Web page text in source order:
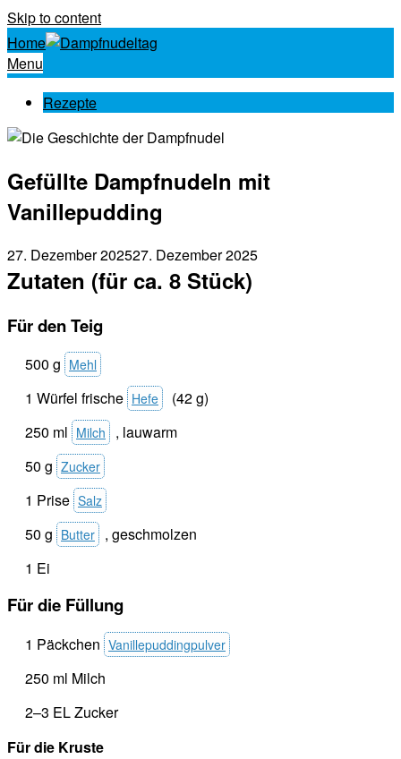
Skip to content
Home
Menu
Rezepte
Gefüllte Dampfnudeln mit
Vanillepudding
27. Dezember 202527. Dezember 2025
Zutaten (für ca. 8 Stück)
Für den Teig
500 g Mehl
1 Würfel frische Hefe
(42 g)
250 ml Milch
, lauwarm
50 g Zucker
1 Prise Salz
50 g Butter , geschmolzen
1 Ei
Für die Füllung
1 Päckchen Vanillepuddingpulver
250 ml Milch
2–3 EL Zucker
Für die Kruste